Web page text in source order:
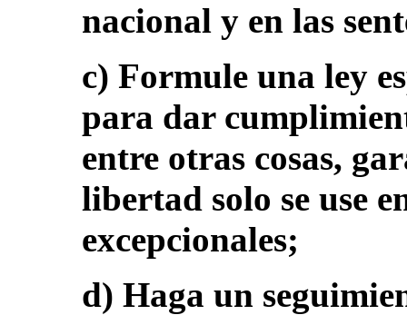
nacional y en las
c) Formule una ley
para dar
entre otras cosas,
libertad solo se use
excepcionales;
d) Haga un